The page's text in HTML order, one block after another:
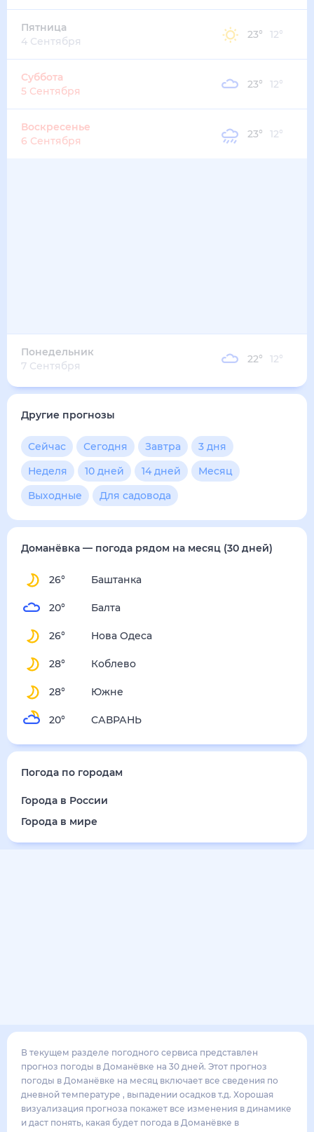
Пятница
4 Сентября
23° 12°
Суббота
5 Сентября
23° 12°
Воскресенье
6 Сентября
23° 12°
Понедельник
7 Сентября
22° 12°
Другие прогнозы
Сейчас Сегодня Завтра
3 дня
Неделя
10 дней 14 дней
Месяц
Выходные
Для садовода
Доманёвка — погода рядом на месяц (30 дней)
26° Баштанка
20° Балта
26° Нова Одеса
28° Коблево
28° Южне
20° САВРАНЬ
Погода по городам
Города в России
Города в мире
В текущем разделе погодного сервиса представлен
прогноз погоды в Доманёвке на 30 дней. Этот прогноз
погоды в Доманёвке на месяц включает все сведения по
дневной температуре , выпадении осадков т.д. Хорошая
визуализация прогноза покажет все изменения в динамике
и даст понять, какая будет погода в Доманёвке в